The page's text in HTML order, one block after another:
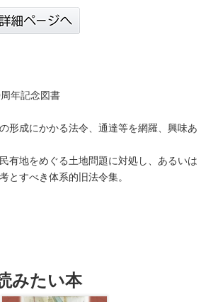
年記念図書
形成にかかる法令、通達等を網羅、興味あ
有地をめぐる土地問題に対処し、あるいは
とすべき体系的旧法令集。
みたい本